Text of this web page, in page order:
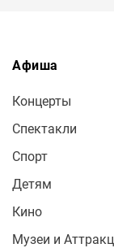
Афиша
Концерты
Спектакли
Спорт
Детям
Кино
Музеи и